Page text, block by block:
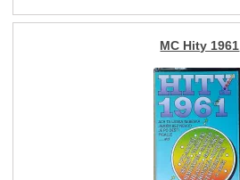
MC Hity 1961